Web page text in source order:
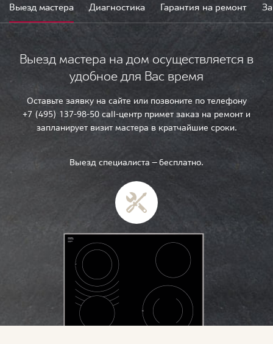
Выезд мастера Диагностика Гарантия на ремонт
Выезд мастера на дом осуществляется в
удобное для Вас время
Оставьте заявку на сайте или позвоните по телефону
+7 (495) 137-98-50 call-центр примет заказ на ремонт и
запланирует визит мастера в кратчайшие сроки.
Выезд специалиста — бесплатно.